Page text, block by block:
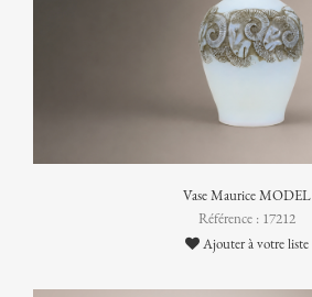
Vase Maurice MODEL
Référence : 17212
Ajouter à votre liste